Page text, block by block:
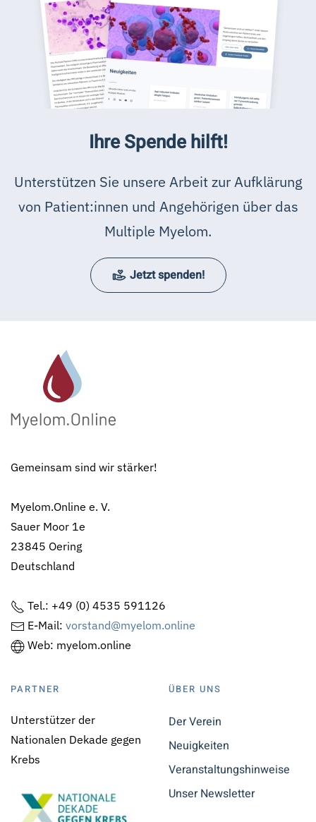
Ihre Spende hilft!
Unterstützen Sie unsere Arbeit zur Aufklärung
von Patient:innen und Angehörigen über das
Multiple Myelom.
Jetzt spenden!
Gemeinsam sind wir stärker!
Myelom.Online e. V.
Sauer Moor 1e
23845 Oering
Deutschland
Tel.: +49 (0) 4535 591126
E-Mail: vorstand@myelom.online
Web: myelom.online
PARTNER
Unterstützer der
Nationalen Dekade gegen
Krebs
ÜBER UNS
Der Verein
Neuigkeiten
Veranstaltungshinweise
Unser Newsletter